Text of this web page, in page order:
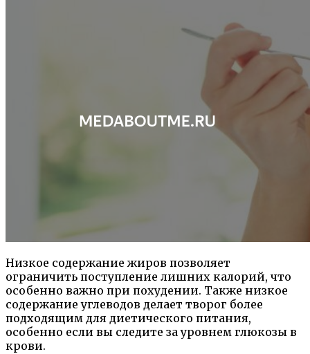
Низкое содержание жиров позволяет
ограничить поступление лишних калорий, что
особенно важно при похудении. Также низкое
содержание углеводов делает творог более
подходящим для диетического питания,
особенно если вы следите за уровнем глюкозы в
крови.